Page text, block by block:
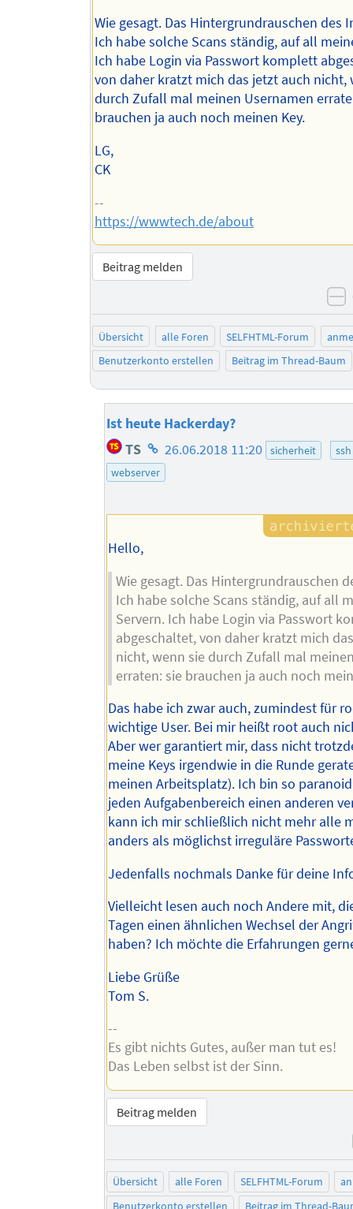
Wie gesagt. Das Hintergrundrauschen des
Ich habe solche Scans ständig, auf all
Ich habe Login via Passwort komplett
von daher kratzt mich das jetzt auch nicht,
durch Zufall mal meinen Usernamen
brauchen ja auch noch meinen Key.
LG,
CK
--
https://wwwtech.de/about
Beitrag melden
Übersicht alle Foren SELFHTML-Forum
Benutzerkonto erstellen
Beitrag im Thread-Baum
Ist heute Hackerday?
TS Homepage
des
26.06.2018 11:20 sicherheit
ssh
webserver
Hello,
Wie gesagt. Das Hintergrundrauschen
Ich habe solche Scans ständig, auf all
Servern. Ich habe Login via Passwort
abgeschaltet, von daher kratzt mich
nicht, wenn sie durch Zufall mal
erraten: sie brauchen ja auch noch
Das habe ich zwar auch, zumindest für
wichtige User. Bei mir heißt root auch
Aber wer garantiert mir, dass nicht
meine Keys irgendwie in die Runde
meinen Arbeitsplatz). Ich bin so
jeden Aufgabenbereich einen anderen
kann ich mir schließlich nicht mehr alle
anders als möglichst irreguläre
Jedenfalls nochmals Danke für deine
Vielleicht lesen auch noch Andere mit,
Tagen einen ähnlichen Wechsel der
haben? Ich möchte die Erfahrungen
Liebe Grüße
Tom S.
--
Es gibt nichts Gutes, außer man tut es!
Das Leben selbst ist der Sinn.
Beitrag melden
Übersicht alle Foren SELFHTML-Forum
Benutzerkonto erstellen
Beitrag im Thread-